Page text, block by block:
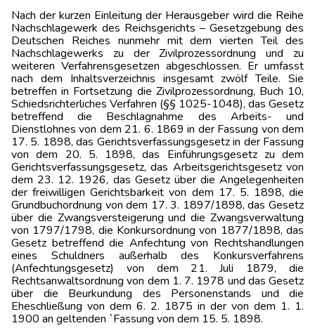
Nach der kurzen Einleitung der Herausgeber wird die Reihe
Nachschlagewerk des Reichsgerichts – Gesetzgebung des
Deutschen Reiches nunmehr mit dem vierten Teil des
Nachschlagewerks zu der Zivilprozessordnung und zu
weiteren Verfahrensgesetzen abgeschlossen. Er umfasst
nach dem Inhaltsverzeichnis insgesamt zwölf Teile. Sie
betreffen in Fortsetzung die Zivilprozessordnung, Buch 10,
Schiedsrichterliches Verfahren (§§ 1025-1048), das Gesetz
betreffend die Beschlagnahme des Arbeits- und
Dienstlohnes von dem 21. 6. 1869 in der Fassung von dem
17. 5. 1898, das Gerichtsverfassungsgesetz in der Fassung
von dem 20. 5. 1898, das Einführungsgesetz zu dem
Gerichtsverfassungsgesetz, das Arbeitsgerichtsgesetz von
dem 23. 12. 1926, das Gesetz über die Angelegenheiten
der freiwilligen Gerichtsbarkeit von dem 17. 5. 1898, die
Grundbuchordnung von dem 17. 3. 1897/1898, das Gesetz
über die Zwangsversteigerung und die Zwangsverwaltung
von 1797/1798, die Konkursordnung von 1877/1898, das
Gesetz betreffend die Anfechtung von Rechtshandlungen
eines Schuldners außerhalb des Konkursverfahrens
(Anfechtungsgesetz) von dem 21. Juli 1879, die
Rechtsanwaltsordnung von dem 1. 7. 1978 und das Gesetz
über die Beurkundung des Personenstands und die
Eheschließung von dem 6. 2. 1875 in der von dem 1. 1.
1900 an geltenden `Fassung von dem 15. 5. 1898.